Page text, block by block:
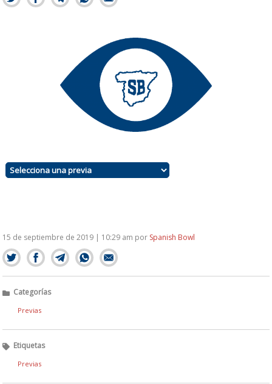
15 de septiembre de 2019 | 10:29 am por Spanish Bowl
Categorías
Previas
Etiquetas
Previas